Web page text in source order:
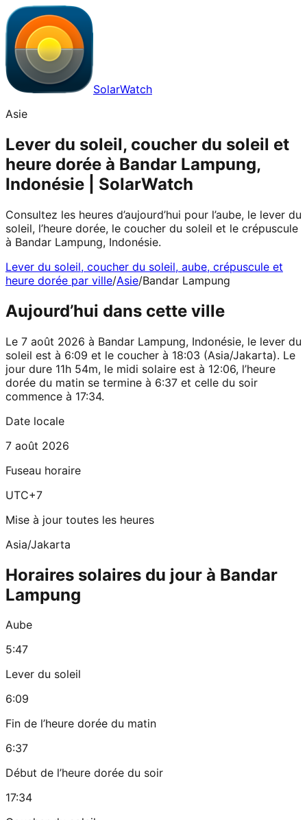
SolarWatch
Asie
Lever du soleil, coucher du soleil et
heure dorée à Bandar Lampung,
Indonésie | SolarWatch
Consultez les heures d’aujourd’hui pour l’aube, le lever du
soleil, l’heure dorée, le coucher du soleil et le crépuscule
à Bandar Lampung, Indonésie.
Lever du soleil, coucher du soleil, aube, crépuscule et
heure dorée par ville/Asie/Bandar Lampung
Aujourd’hui dans cette ville
Le 7 août 2026 à Bandar Lampung, Indonésie, le lever du
soleil est à 6:09 et le coucher à 18:03 (Asia/Jakarta). Le
jour dure 11h 54m, le midi solaire est à 12:06, l’heure
dorée du matin se termine à 6:37 et celle du soir
commence à 17:34.
Date locale
7 août 2026
Fuseau horaire
UTC+7
Mise à jour toutes les heures
Asia/Jakarta
Horaires solaires du jour à Bandar
Lampung
Aube
5:47
Lever du soleil
6:09
Fin de l’heure dorée du matin
6:37
Début de l’heure dorée du soir
17:34